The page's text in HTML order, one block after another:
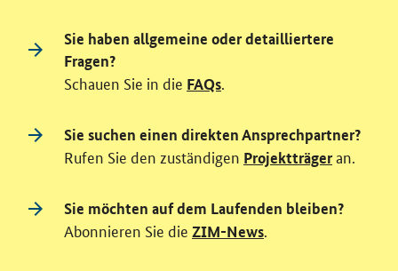
Sie haben allgemeine oder detailliertere
Fragen?
Schauen Sie in die FAQs.
Sie suchen einen direkten Ansprechpartner?
Rufen Sie den zuständigen Projektträgeran.
Sie möchten auf dem Laufenden bleiben?
Abonnieren Sie die ZIM-News.